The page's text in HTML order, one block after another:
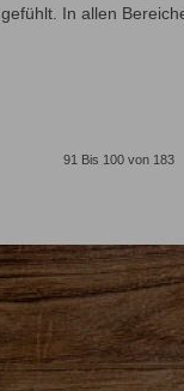
gefühlt. In allen
91 Bis 100 von 183